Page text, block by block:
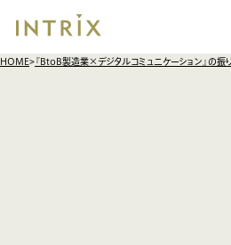
HOME 『BtoB製造業×デジタルコミュニケーション』の振